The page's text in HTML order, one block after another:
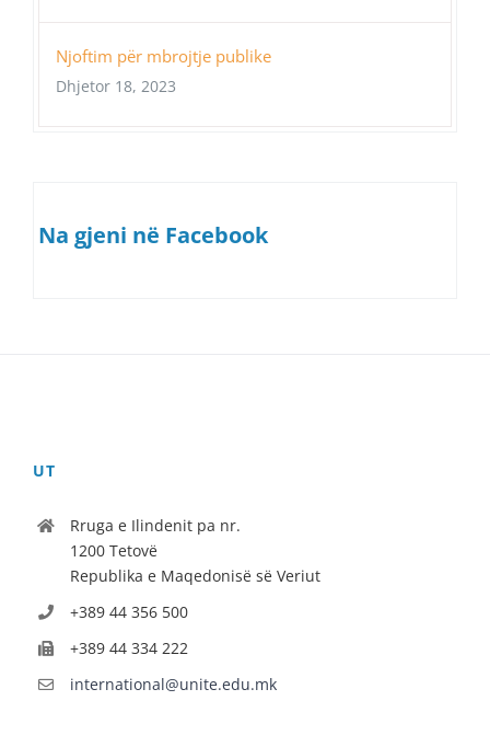
Njoftim për mbrojtje publike
Dhjetor 18, 2023
Na gjeni në Facebook
UT
Rruga e Ilindenit pa nr.
1200 Tetovë
Republika e Maqedonisë së Veriut
+389 44 356 500
+389 44 334 222
international@unite.edu.mk